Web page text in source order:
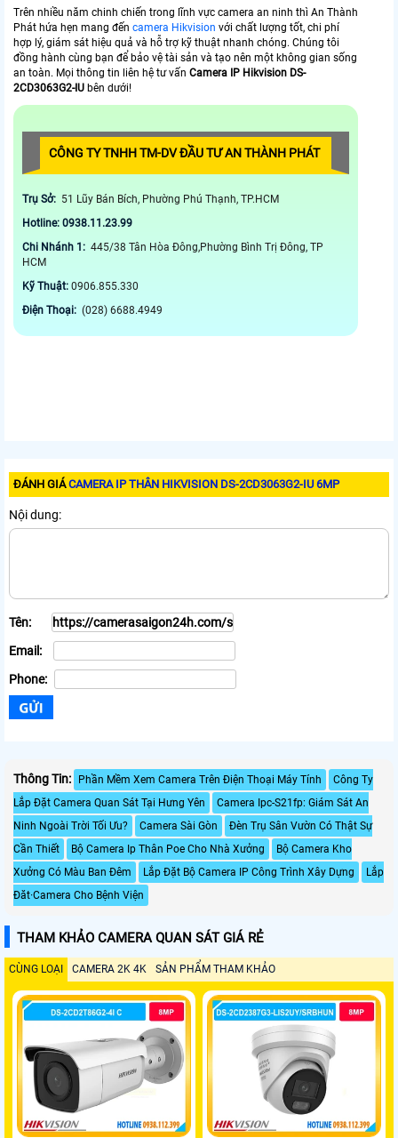
Trên nhiều năm chinh chiến trong lĩnh vực camera an ninh thì An Thành
Phát hứa hẹn mang đến camera Hikvision với chất lượng tốt, chi phí
hợp lý, giám sát hiệu quả và hỗ trợ kỹ thuật nhanh chóng. Chúng tôi
đồng hành cùng bạn để bảo vệ tài sản và tạo nên một không gian sống
an toàn. Mọi thông tin liên hệ tư vấn Camera IP Hikvision DS-
2CD3063G2-IU bên dưới!
CÔNG TY TNHH TM-DV ĐẦU TƯ AN THÀNH PHÁT
Trụ Sở: 51 Lũy Bán Bích, Phường Phú Thạnh, TP.HCM
Hotline: 0938.11.23.99
Chi Nhánh 1: 445/38 Tân Hòa Đông,Phường Bình Trị Đông, TP
HCM
Kỹ Thuật: 0906.855.330
Điện Thoại: (028) 6688.4949
ĐÁNH GIÁCAMERA IP THÂN HIKVISION DS-2CD3063G2-IU 6MP
Nội dung:
Tên:
Email:
Phone:
Thông Tin: Phần Mềm Xem Camera Trên Điện Thoại Máy Tính
Công Ty
Lắp Đặt Camera Quan Sát Tại Hưng Yên
Camera Ipc-S21fp: Giám Sát An
Ninh Ngoài Trời Tối Ưu?
Camera Sài Gòn
Đèn Trụ Sân Vườn Có Thật Sự
Cần Thiết
Bộ Camera Ip Thân Poe Cho Nhà Xưởng
Bộ Camera Kho
Xưởng Có Màu Ban Đêm
Lắp Đặt Bộ Camera IP Công Trình Xây Dựng
Lắp
Đăt·Camera Cho Bệnh Viện
THAM KHẢO CAMERA QUAN SÁT GIÁ RẺ
CÙNG LOẠI CAMERA 2K 4K SẢN PHẨM THAM KHẢO